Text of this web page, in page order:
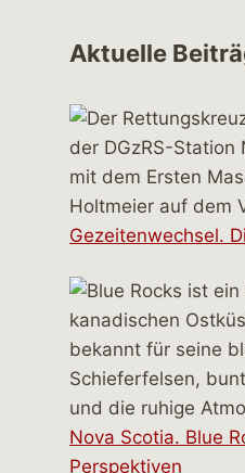
Aktuelle
Gezeitenwechsel.
Nova Scotia. Blue
Perspektiven